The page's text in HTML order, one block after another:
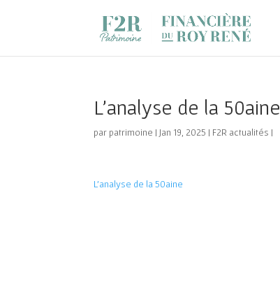
L’analyse de la 50aine
parpatrimoine | Jan 19, 2025 | F2R actualités |
L’analyse de la 50aine